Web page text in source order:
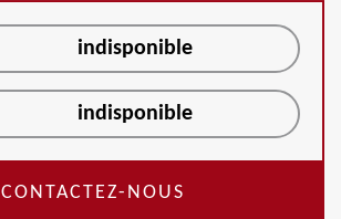
indisponible
indisponible
CONTACTEZ-NOUS